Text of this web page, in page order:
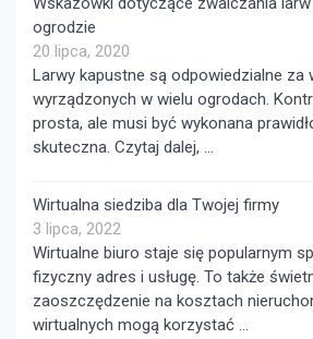
ogrodzie
20 lipca, 2020
Larwy kapustne są odpowiedzialne za
wyrządzonych w wielu ogrodach.
prosta, ale musi być wykonana
skuteczna. Czytaj dalej, …
Wirtualna siedziba dla Twojej firmy
3 lipca, 2022
Wirtualne biuro staje się popularnym
fizyczny adres i usługę. To także
zaoszczędzenie na kosztach
wirtualnych mogą korzystać …